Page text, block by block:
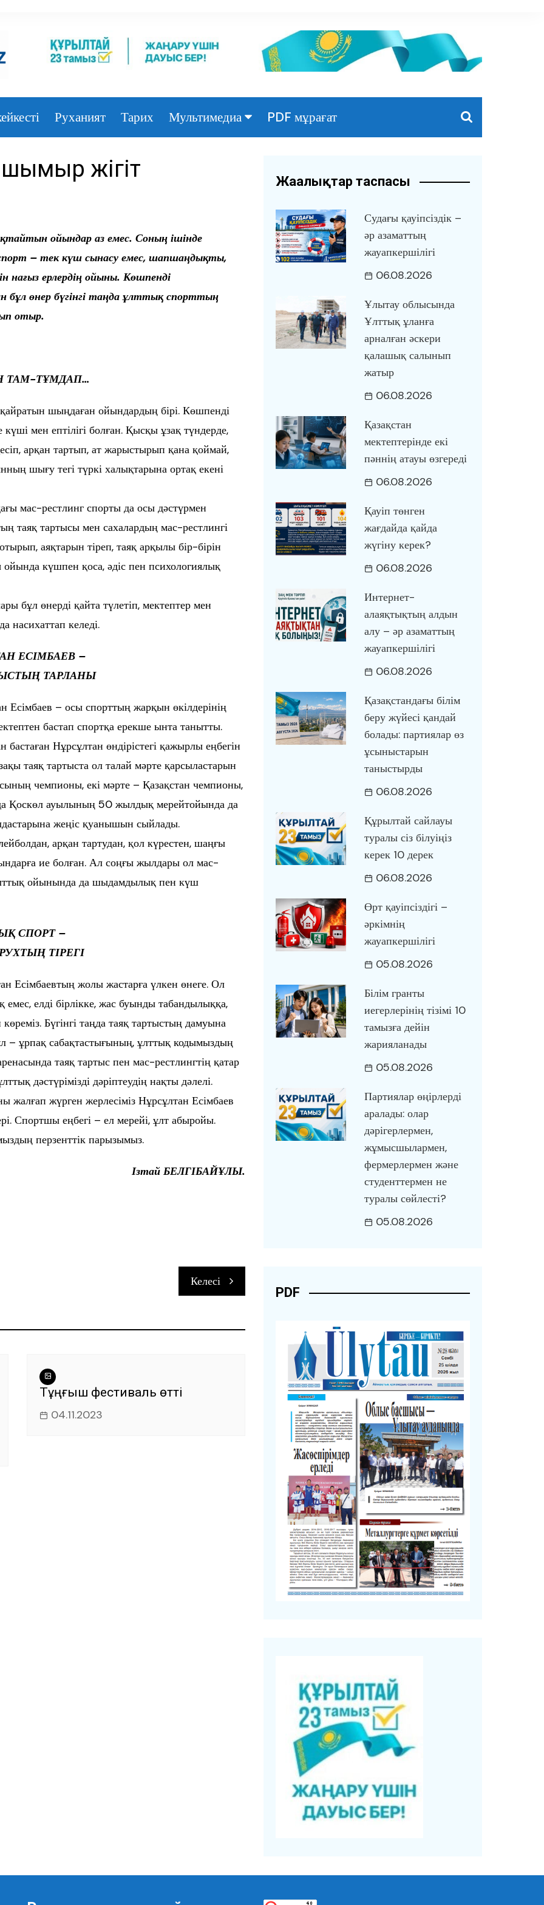
Руханият Тарих Мультимедиа PDF мұрағат
жігіт
ойындар аз емес. Соның ішінде
– тек күш сынасу емес, шапшаңдықты,
нағыз ерлердің ойыны. Көшпенді
бұл өнер бүгінгі таңда ұлттық спорттың
отыр.
ТАМ-ТҰМДАП…
шыңдаған ойындардың бірі. Көшпенді
мен ептілігі болған. Қысқы ұзақ түндерде,
арқан тартып, ат жарыстырып қана қоймай,
шығу тегі түркі халықтарына ортақ екені
мас-рестлинг спорты да осы дәстүрмен
таяқ тартысы мен сахалардың мас-рестлингі
аяқтарын тіреп, таяқ арқылы бір-бірін
күшпен қоса, әдіс пен психологиялық
бұл өнерді қайта түлетіп, мектептер мен
насихаттап келеді.
ЕСІМБАЕВ –
ТАРЛАНЫ
– осы спорттың жарқын өкілдерінің
бастап спортқа ерекше ынта танытты.
Нұрсұлтан өндірістегі қажырлы еңбегін
таяқ тартыста ол талай мәрте қарсыластарын
чемпионы, екі мәрте – Қазақстан чемпионы,
Қоскөл ауылының 50 жылдық мерейтойында да
жеңіс қуанышын сыйлады.
арқан тартудан, қол күрестен, шаңғы
ие болған. Ал соңғы жылдары ол мас-
ойынында да шыдамдылық пен күш
СПОРТ –
ТІРЕГІ
жолы жастарға үлкен өнеге. Ол
елді бірлікке, жас буынды табандылыққа,
Бүгінгі таңда таяқ тартыстың дамуына
– ұрпақ сабақтастығының, ұлттық кодымыздың
таяқ тартыс пен мас-рестлингтің қатар
дәстүрімізді дәріптеудің нақты дәлелі.
жалғап жүрген жерлесіміз Нұрсұлтан Есімбаев
Спортшы еңбегі – ел мерейі, ұлт абыройы.
перзенттік парызымыз.
Ізтай БЕЛГІБАЙҰЛЫ.
Келесі
Тұңғыш фестиваль өтті
04.11.2023
Жаңалықтар таспасы
Судағы қауіпсіздік –
әр азаматтың
жауапкершілігі
06.08.2026
Ұлытау облысында
Ұлттық ұланға
арналған әскери
қалашық салынып
жатыр
06.08.2026
Қазақстан
мектептерінде екі
пәннің атауы өзгереді
06.08.2026
Қауіп төнген
жағдайда қайда
жүгіну керек?
06.08.2026
Интернет-
алаяқтықтың алдын
алу – әр азаматтың
жауапкершілігі
06.08.2026
Қазақстандағы білім
беру жүйесі қандай
болады: партиялар өз
ұсыныстарын
таныстырды
06.08.2026
Құрылтай сайлауы
туралы сіз білуіңіз
керек 10 дерек
06.08.2026
Өрт қауіпсіздігі –
әркімнің
жауапкершілігі
05.08.2026
Білім гранты
иегерлерінің тізімі 10
тамызға дейін
жарияланады
05.08.2026
Партиялар өңірлерді
аралады: олар
дәрігерлермен,
жұмысшылармен,
фермерлермен және
студенттермен не
туралы сөйлесті?
05.08.2026
PDF